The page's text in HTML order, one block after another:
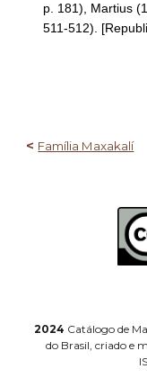
p. 181), Martius
511-512).
< Família Maxakalí
2024 Catálogo de
do Brasil, criado e